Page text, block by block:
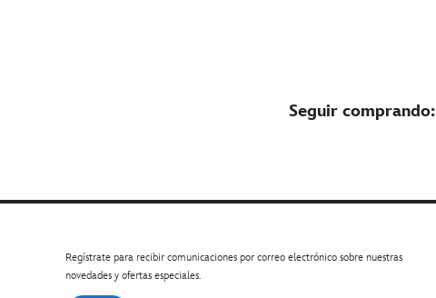
Seguir comprando:
Regístrate para recibir comunicaciones por correo electrónico sobre nuestras
novedades y ofertas especiales.